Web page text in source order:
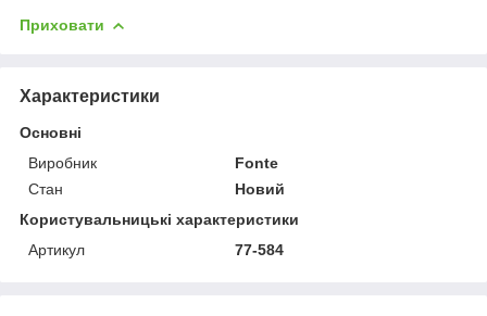
Приховати
Характеристики
Основні
Виробник
Fonte
Стан
Новий
Користувальницькі характеристики
Артикул
77-584